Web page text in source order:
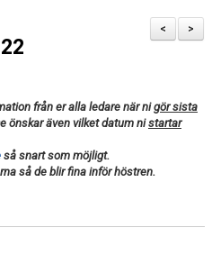
>
<
från er alla ledare när nigör sista
önskar även vilket datum nistartar
så snart som möjligt.
så de blir fina inför höstren.